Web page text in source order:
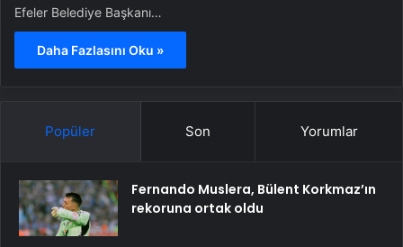
Efeler Belediye Başkanı…
Daha Fazlasını Oku »
Popüler Son Yorumlar
Fernando Muslera, Bülent Korkmaz’ın
rekoruna ortak oldu